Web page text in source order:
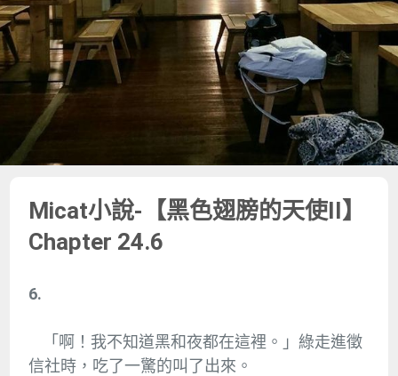
Micat小說-【黑色翅膀的天使II】
Chapter 24.6
6.
「啊！我不知道黑和夜都在這裡。」綠走進徵
信社時，吃了一驚的叫了出來。